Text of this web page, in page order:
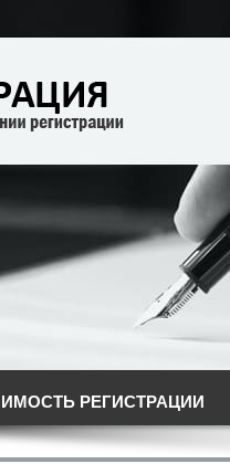
РЕГИСТРАЦИИ